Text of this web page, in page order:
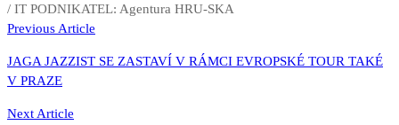
/ IT PODNIKATEL: Agentura HRU-SKA
Navigace
pro
příspěvek
Previous Article
JAGA JAZZIST SE ZASTAVÍ V RÁMCI EVROPSKÉ TOUR TAKÉ
V PRAZE
Next Article